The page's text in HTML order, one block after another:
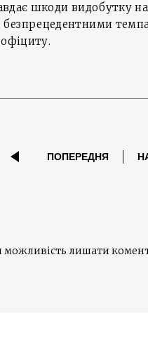
шкоди видобутку
безпрецедентними
ПОПЕРЕДНЯ
можливість лишати